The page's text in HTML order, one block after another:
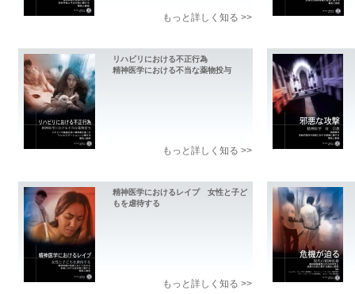
もっと詳しく知る >>
リハビリにおける不正行為
精神医学における不当な薬物投与
もっと詳しく知る >>
精神医学におけるレイプ 女性と子ど
もを虐待する
もっと詳しく知る >>